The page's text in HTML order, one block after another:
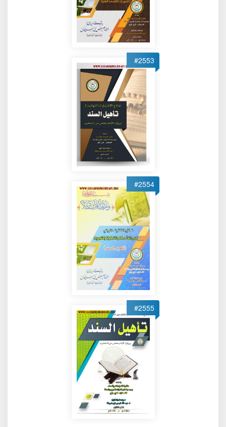
#2553
#2554
#2555